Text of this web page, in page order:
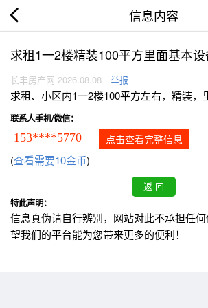
信息内容
求租1一2楼精装100平方里面基本
长丰房产网 2026.08.08 举报
求租、小区内1一2楼100平方左右，精装，
联系人手机/微信：
153****5770 点击查看完整信息
(查看需要10金币)
特此声明：
信息真伪请自行辨别，网站对此不承担任
望我们的平台能为您带来更多的便利！